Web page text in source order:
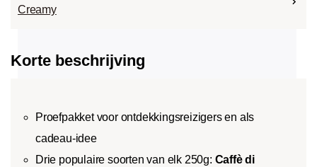
Creamy
Korte beschrijving
Proefpakket voor ontdekkingsreizigers en als
cadeau-idee
Drie populaire soorten van elk 250g: Caffè di